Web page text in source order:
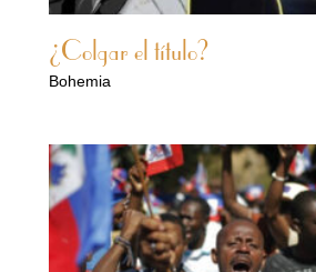
¿Colgar el título?
Bohemia